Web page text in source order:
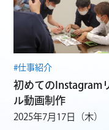
#仕事紹介
初めてのInstagram
ル動画制作
2025年7月17日（木）